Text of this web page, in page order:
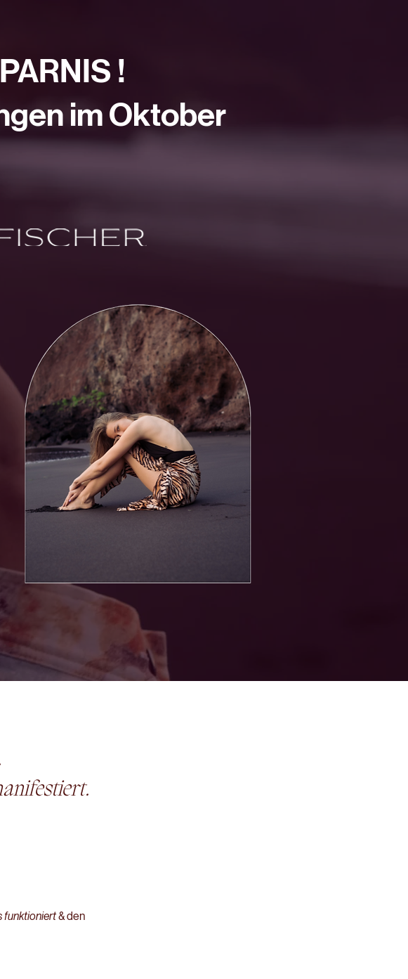
!
im Oktober
funktioniert& den